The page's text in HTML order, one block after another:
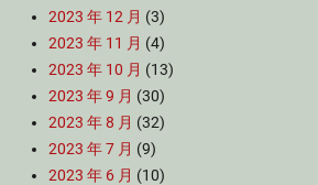
2023 年 12 月 (3)
2023 年 11 月 (4)
2023 年 10 月 (13)
2023 年 9 月 (30)
2023 年 8 月 (32)
2023 年 7 月 (9)
2023 年 6 月 (10)